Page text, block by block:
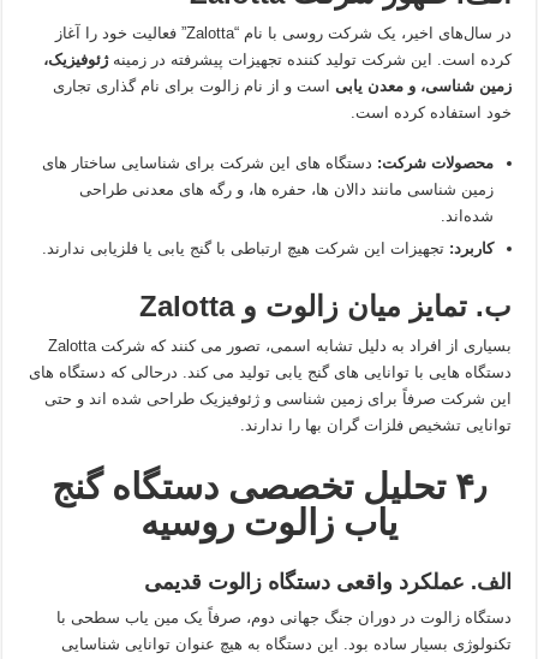
در سال‌های اخیر، یک شرکت روسی با نام “Zalotta” فعالیت خود را آغاز
کرده است. این شرکت تولید کننده تجهیزات پیشرفته در زمینهژئوفیزیک،
زمین‌ شناسی، و معدن‌ یابی است و از نام زالوت برای نام‌ گذاری تجاری
خود استفاده کرده است.
محصولات شرکت: دستگاه‌ های این شرکت برای شناسایی ساختار های
زمین‌ شناسی مانند دالان‌ ها، حفره‌ ها، و رگه‌ های معدنی طراحی
شده‌اند.
کاربرد: تجهیزات این شرکت هیچ ارتباطی با گنج‌ یابی یا فلزیابی ندارند.
ب. تمایز میان زالوت و Zalotta
بسیاری از افراد به دلیل تشابه اسمی، تصور می‌ کنند که شرکت Zalotta
دستگاه‌ هایی با توانایی‌ های گنج‌ یابی تولید می‌ کند. درحالی‌ که دستگاه‌ های
این شرکت صرفاً برای زمین‌ شناسی و ژئوفیزیک طراحی شده‌ اند و حتی
توانایی تشخیص فلزات گران‌ بها را ندارند.
۴٫ تحلیل تخصصی دستگاه گنج‌
یاب زالوت روسیه
الف. عملکرد واقعی دستگاه زالوت قدیمی
دستگاه زالوت در دوران جنگ جهانی دوم، صرفاً یک مین‌ یاب سطحی با
تکنولوژی بسیار ساده بود. این دستگاه به هیچ عنوان توانایی شناسایی